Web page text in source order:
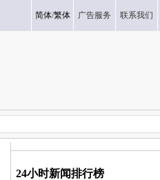
简体/繁体 广告服务 联系我们
24小时新闻排行榜